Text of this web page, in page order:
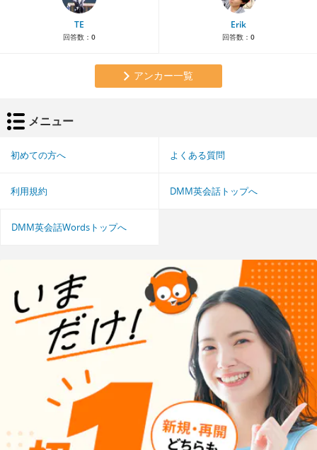
TE
回答数： 0
Erik
回答数： 0
アンカー一覧
メニュー
初めての方へ よくある質問
利用規約 DMM英会話トップへ
DMM英会話Wordsトップへ